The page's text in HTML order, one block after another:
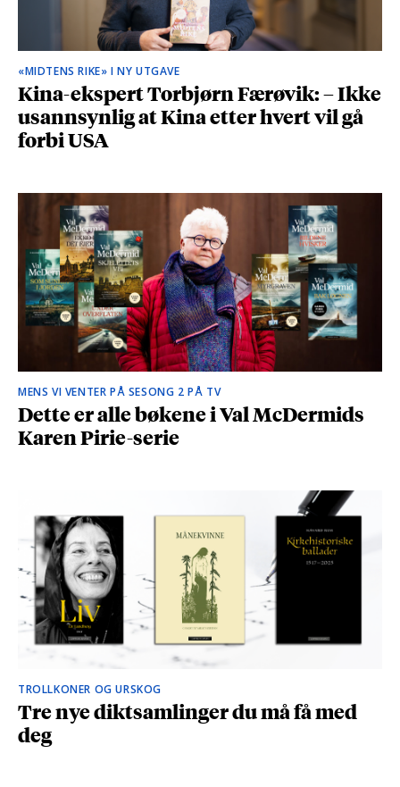
«MIDTENS RIKE» I NY UTGAVE
Kina-ekspert Torbjørn Færøvik: – Ikke
usannsynlig at Kina etter hvert vil gå
forbi USA
MENS VI VENTER PÅ SESONG 2 PÅ TV
Dette er alle bøkene i Val McDermids
Karen Pirie-serie
TROLLKONER OG URSKOG
Tre nye diktsamlinger du må få med
deg